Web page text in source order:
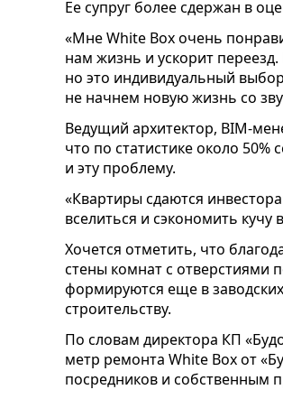
Ее супруг более сдержан в
«Мне White Box очень
нам жизнь и ускорит
но это индивидуальный
не начнем новую жизнь со
Ведущий архитектор, BIM-
что по статистике около
и эту проблему.
«Квартиры сдаются
вселиться и сэкономить
Хочется отметить, что
стены комнат с отверстиями
формируются еще в
строительству.
По словам директора КП
метр ремонта White Box от
посредников и собственным